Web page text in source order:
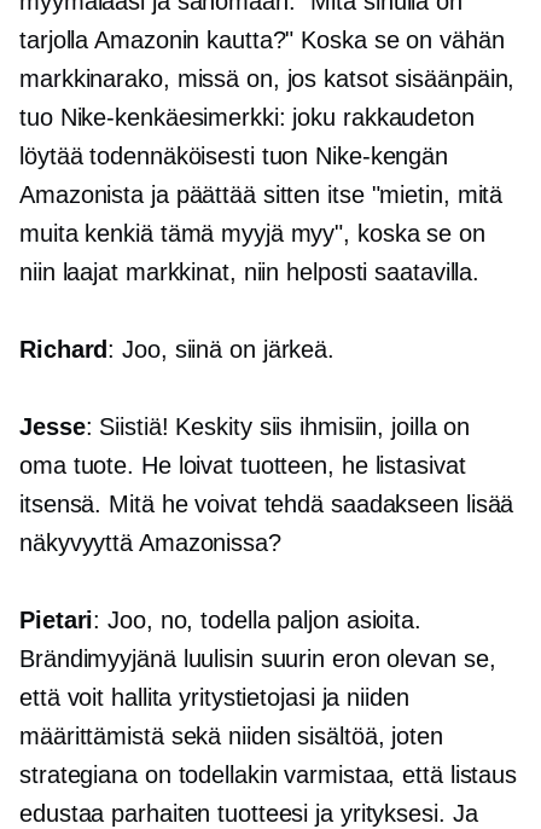
tarjolla Amazonin kautta?" Koska se on vähän
markkinarako, missä on, jos katsot sisäänpäin,
tuo Nike-kenkäesimerkki: joku rakkaudeton
löytää todennäköisesti tuon Nike-kengän
Amazonista ja päättää sitten itse "mietin, mitä
muita kenkiä tämä myyjä myy", koska se on
niin laajat markkinat, niin helposti saatavilla.
Richard: Joo, siinä on järkeä.
Jesse: Siistiä! Keskity siis ihmisiin, joilla on
oma tuote. He loivat tuotteen, he listasivat
itsensä. Mitä he voivat tehdä saadakseen lisää
näkyvyyttä Amazonissa?
Pietari: Joo, no, todella paljon asioita.
Brändimyyjänä luulisin suurin eron olevan se,
että voit hallita yritystietojasi ja niiden
määrittämistä sekä niiden sisältöä, joten
strategiana on todellakin varmistaa, että listaus
edustaa parhaiten tuotteesi ja yrityksesi. Ja